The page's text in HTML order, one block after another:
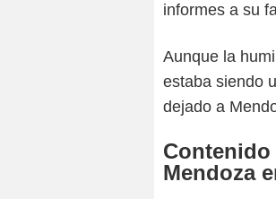
informes a su
Aunque la
estaba siendo
dejado a
Contenido
Mendoza